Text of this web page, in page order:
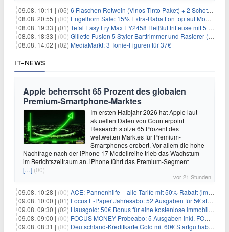
09.08. 10:11 | (05) 6 Flaschen Rotwein (Vinos Tinto Paket) + 2 Schott Zwiesel Gläser für 25,99€ inkl. Versand
08.08. 20:55 | (00) Engelhorn Sale: 15% Extra-Rabatt on top auf Mode- und Sport-Artikel
08.08. 19:33 | (01) Tefal Easy Fry Max EY2458 Heißluftfritteuse mit 5 Litern für 64,99€
08.08. 18:33 | (00) Gillette Fusion 5 Styler Barttrimmer und Rasierer (All in One) für 16€
08.08. 14:02 | (02) MediaMarkt: 3 Tonie-Figuren für 37€
IT-NEWS
Apple beherrscht 65 Prozent des globalen
Premium-Smartphone-Marktes
Im ersten Halbjahr 2026 hat Apple laut
aktuellen Daten von Counterpoint
Research stolze 65 Prozent des
weltweiten Marktes für Premium-
Smartphones erobert. Vor allem die hohe
Nachfrage nach der iPhone 17 Modellreihe trieb das Wachstum
im Berichtszeitraum an. iPhone führt das Premium-Segment
[…] (00)
vor 21 Stunden
09.08. 10:28 | (00) ACE: Pannenhilfe – alle Tarife mit 50% Rabatt (im ersten Jahr)
09.08. 10:00 | (01) Focus E-Paper Jahresabo: 52 Ausgaben für 5€ statt 207,48€ – per Formular kündbar!
09.08. 09:30 | (02) Hausgold: 50€ Bonus für eine kostenlose Immobilienbewertung
09.08. 09:00 | (00) FOCUS MONEY Probeabo: 5 Ausgaben inkl. FOCUS+ Zugang für 5€
09.08. 08:31 | (00) Deutschland-Kreditkarte Gold mit 60€ Startguthaben (45€ Gewinn)